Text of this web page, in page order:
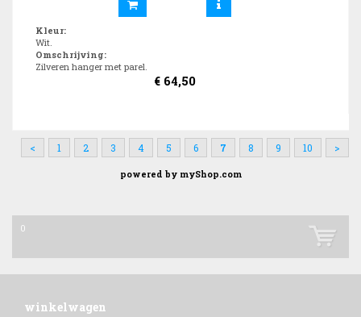
Kleur:
Wit.
Omschrijving:
Zilveren hanger met parel.
€ 64,50
< 1 2 3 4 5 6 7 8 9 10 >
powered by myShop.com
0
winkelwagen